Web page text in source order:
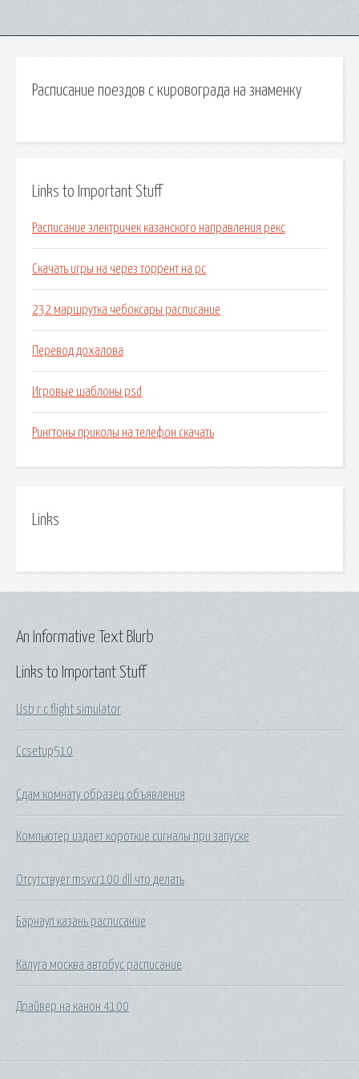
Расписание поездов с кировограда на знаменку
Links to Important Stuff
Расписание электричек казанского направления рекс
Скачать игры на через торрент на pc
232 маршрутка чебоксары расписание
Перевод дохалова
Игровые шаблоны psd
Рингтоны приколы на телефон скачать
Links
Links to Important Stuff
Usb r c flight simulator
Ccsetup510
Сдам комнату образец объявления
Компьютер издает короткие сигналы при запуске
Отсутствует msvcr100 dll что делать
Барнаул казань расписание
Калуга москва автобус расписание
Драйвер на канон 4100
An Informative Text Blurb